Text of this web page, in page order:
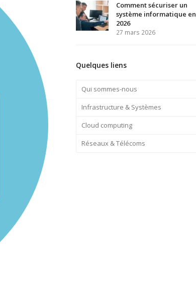
Comment sécuriser un
système informatique en
2026
27 mars 2026
Quelques liens
Qui sommes-nous
Infrastructure & Systèmes
Cloud computing
Réseaux & Télécoms